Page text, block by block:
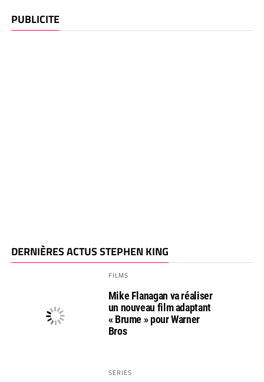
PUBLICITE
DERNIÈRES ACTUS STEPHEN KING
FILMS
Mike Flanagan va réaliser
un nouveau film adaptant
« Brume » pour Warner
Bros
SERIES